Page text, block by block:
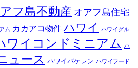
フ島不動産 オアフ島住宅
ム カカアコ物件 ハワイ ハワイグル
ワイコンドミニアム ハ
ュース ハワイバケレン ハワイフード